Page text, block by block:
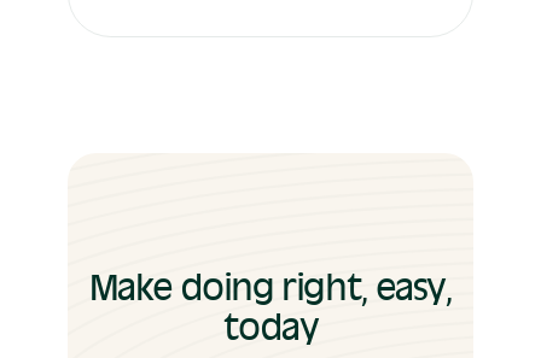
Make doing right, easy,
today